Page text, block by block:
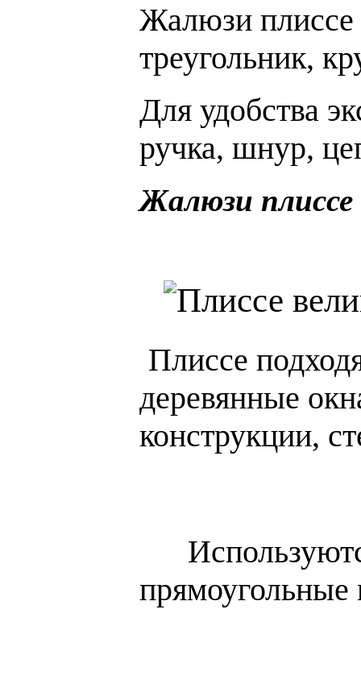
Жалюзи плиссе
треугольник,
Для удобства
ручка, шнур,
Жалюзи плиссе
Плиссе
деревянные
конструкции,
прямоугольные